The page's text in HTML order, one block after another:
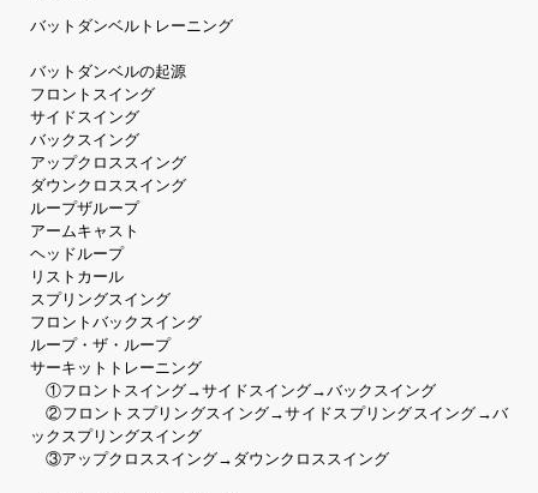
バットダンベルトレーニング
バットダンベルの起源
フロントスイング
サイドスイング
バックスイング
アップクロススイング
ダウンクロススイング
ループザループ
アームキャスト
ヘッドループ
リストカール
スプリングスイング
フロントバックスイング
ループ・ザ・ループ
サーキットトレーニング
①フロントスイング→サイドスイング→バックスイング
②フロントスプリングスイング→サイドスプリングスイング→バ
ックスプリングスイング
③アップクロススイング→ダウンクロススイング